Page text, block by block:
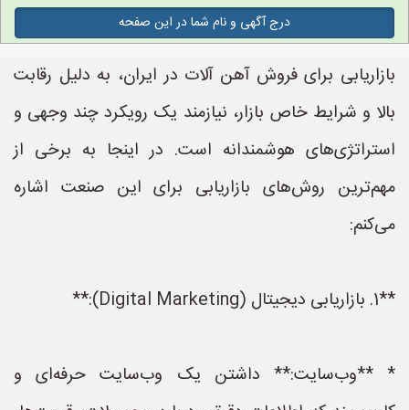
درج آگهی و نام شما در این صفحه
بازاریابی برای فروش آهن آلات در ایران، به دلیل رقابت
بالا و شرایط خاص بازار، نیازمند یک رویکرد چند وجهی و
استراتژی‌های هوشمندانه است. در اینجا به برخی از
مهم‌ترین روش‌های بازاریابی برای این صنعت اشاره
می‌کنم:
**1. بازاریابی دیجیتال (Digital Marketing):**
* **وب‌سایت:** داشتن یک وب‌سایت حرفه‌ای و